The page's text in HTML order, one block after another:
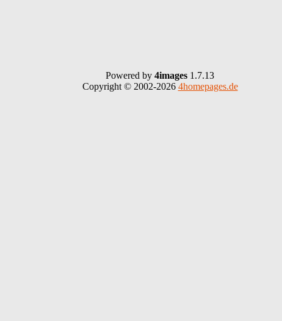
Powered by 4images 1.7.13
Copyright © 2002-2026 4homepages.de